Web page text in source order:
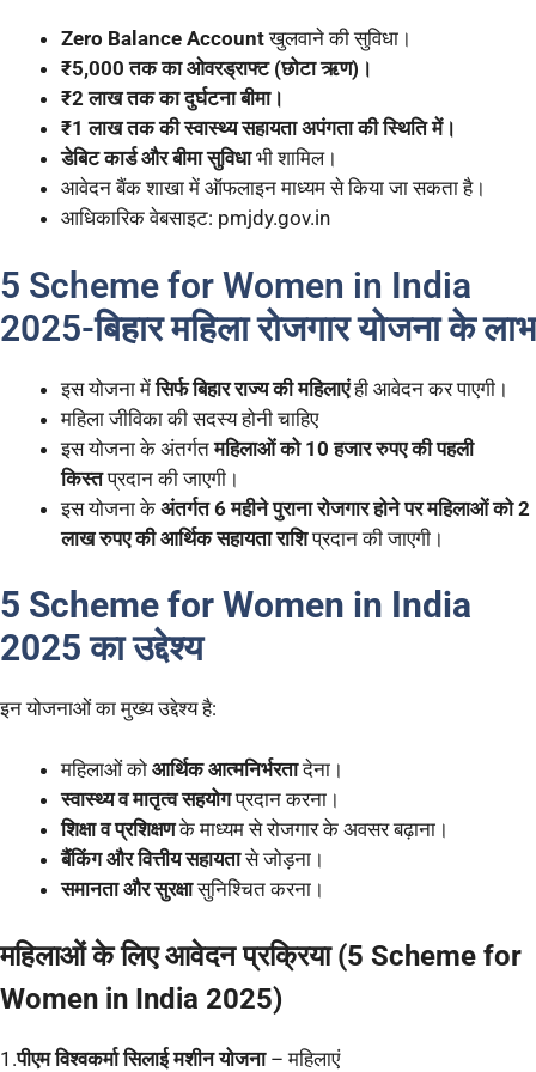
Zero Balance Accountखुलवाने की सुविधा।
₹5,000 तक का ओवरड्राफ्ट (छोटा ऋण)।
₹2 लाख तक का दुर्घटना बीमा।
₹1 लाख तक की स्वास्थ्य सहायता अपंगता की स्थिति में।
डेबिट कार्ड और बीमा सुविधाभी शामिल।
आवेदन बैंक शाखा में ऑफलाइन माध्यम से किया जा सकता है।
आधिकारिक वेबसाइट: pmjdy.gov.in
5 Scheme for Women in India
2025-बिहार महिला रोजगार योजना के लाभ
इस योजना मेंसिर्फ बिहार राज्य की महिलाएंही आवेदन कर पाएगी।
महिला जीविका की सदस्य होनी चाहिए
इस योजना के अंतर्गतमहिलाओं को 10 हजार रुपए की पहली
किस्तप्रदान की जाएगी।
इस योजना के अंतर्गत 6 महीने पुराना रोजगार होने पर महिलाओं को 2
लाख रुपए की आर्थिक सहायता राशिप्रदान की जाएगी।
5 Scheme for Women in India
2025 का उद्देश्य
इन योजनाओं का मुख्य उद्देश्य है:
महिलाओं को आर्थिक आत्मनिर्भरतादेना।
स्वास्थ्य व मातृत्व सहयोगप्रदान करना।
शिक्षा व प्रशिक्षणके माध्यम से रोजगार के अवसर बढ़ाना।
बैंकिंग और वित्तीय सहायतासे जोड़ना।
समानता और सुरक्षासुनिश्चित करना।
महिलाओं के लिए आवेदन प्रक्रिया (5 Scheme for
Women in India 2025)
1.पीएम विश्वकर्मा सिलाई मशीन योजना– महिलाएं